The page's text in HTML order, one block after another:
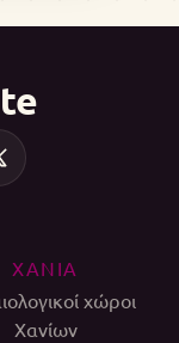
ΧΑΝΙΑ
χώροι
Χανίων